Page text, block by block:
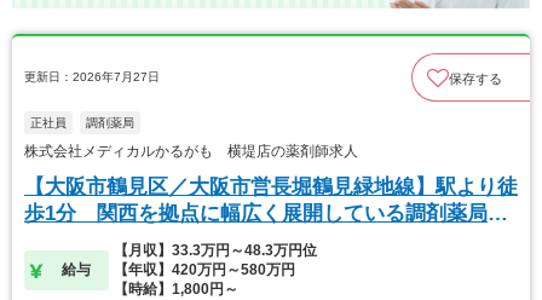
更新日：2026年7月27日 保存する
正社員 調剤薬局
株式会社メディカルかるがも 横堤店の薬剤師求人
【大阪市鶴見区／大阪市営長堀鶴見緑地線】駅より徒
歩1分 関西を拠点に幅広く展開している調剤薬局で
給与
【月収】33.3万円～48.3万円位
【年収】420万円～580万円
【時給】1,800円～